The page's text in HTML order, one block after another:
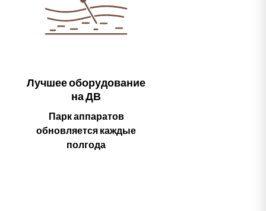
Лучшее оборудование
на ДВ
Парк аппаратов
обновляется каждые
полгода